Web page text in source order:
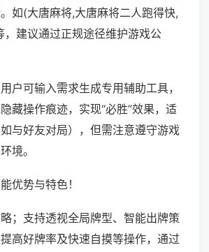
如(大唐麻将,大唐麻将二人跑得快,
，建议通过正规途径维护游戏公
户可输入需求生成专用辅助工具，
藏操作痕迹，实现“必胜”效果，适
与好友对局），但需注意遵守游戏
境。
优势与特色！
；支持透视全局牌型、智能出牌策
高好牌率及快速自摸等操作，通过